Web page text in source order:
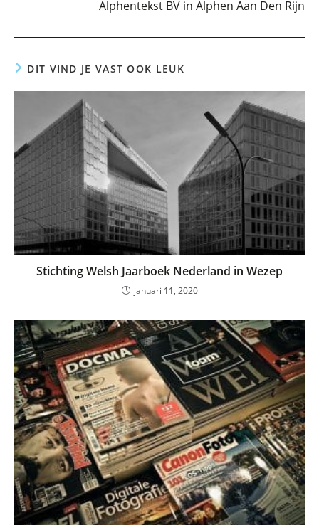
Alphentekst BV in Alphen Aan Den Rijn
DIT VIND JE VAST OOK LEUK
Stichting Welsh Jaarboek Nederland in Wezep
januari 11, 2020